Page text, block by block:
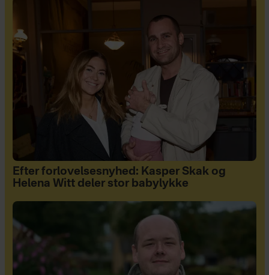
Efter forlovelsesnyhed: Kasper Skak og
Helena Witt deler stor babylykke